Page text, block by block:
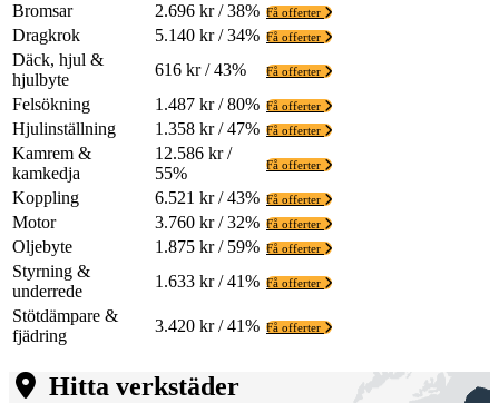
Bromsar 2.696 kr / 38% Få offerter
Dragkrok 5.140 kr / 34% Få offerter
Däck, hjul &
hjulbyte
616 kr / 43% Få offerter
Felsökning 1.487 kr / 80% Få offerter
Hjulinställning 1.358 kr / 47% Få offerter
Kamrem &
kamkedja
12.586 kr /
55%
Få offerter
Koppling 6.521 kr / 43% Få offerter
Motor 3.760 kr / 32% Få offerter
Oljebyte 1.875 kr / 59% Få offerter
Styrning &
underrede
1.633 kr / 41% Få offerter
Stötdämpare &
fjädring
3.420 kr / 41% Få offerter
Hitta verkstäder